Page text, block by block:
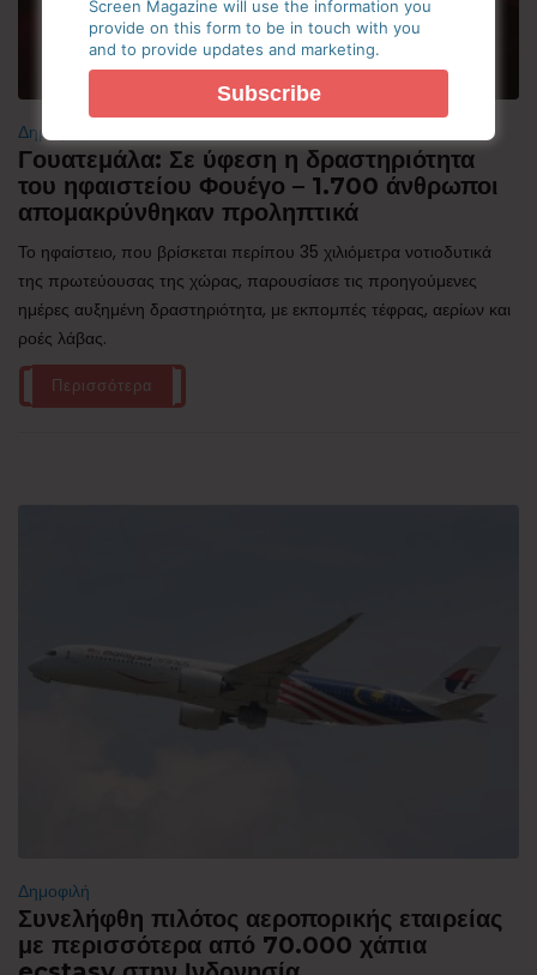
Δημοφιλή
Γουατεμάλα: Σε ύφεση η δραστηριότητα
του ηφαιστείου Φουέγο – 1.700 άνθρωποι
απομακρύνθηκαν προληπτικά
Το ηφαίστειο, που βρίσκεται περίπου 35 χιλιόμετρα νοτιοδυτικά
της πρωτεύουσας της χώρας, παρουσίασε τις προηγούμενες
ημέρες αυξημένη δραστηριότητα, με εκπομπές τέφρας, αερίων και
ροές λάβας.
Περισσότερα
Δημοφιλή
Συνελήφθη πιλότος αεροπορικής εταιρείας
με περισσότερα από 70.000 χάπια
Screen Magazine will use the information you
provide on this form to be in touch with you
and to provide updates and marketing.